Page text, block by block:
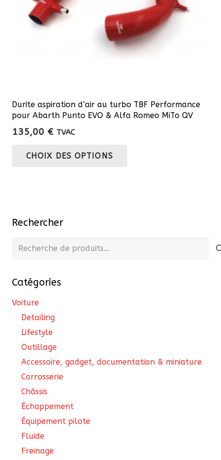
page
du
produit
Durite aspiration d’air au turbo TBF Performance
pour Abarth Punto EVO & Alfa Romeo MiTo QV
135,00 € TVAC
CHOIX DES OPTIONS
Rechercher
Recherche
Catégories
Voiture
Detailing
Lifestyle
Outillage
Accessoire, gadget, documentation & miniature
Carrosserie
Châssis
Échappement
Équipement pilote
Fluide
Freinage